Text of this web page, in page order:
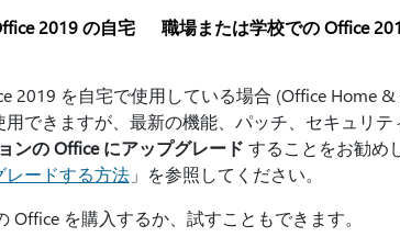
2019 の自宅 職場または学校での Office
2019 を自宅で使用している場合 (Office Home
できますが、最新の機能、パッチ、セキュリ
ンの Office にアップグレード することをお勧め
レードする方法」を参照してください。
Office を購入するか、試すこともできます。